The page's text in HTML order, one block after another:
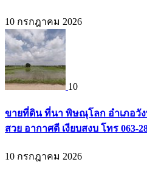
10 กรกฎาคม 2026
10
ขายที่ดิน ที่นา พิษณุโลก อำเภอวัง
สวย อากาศดี เงียบสงบ โทร 063-
10 กรกฎาคม 2026